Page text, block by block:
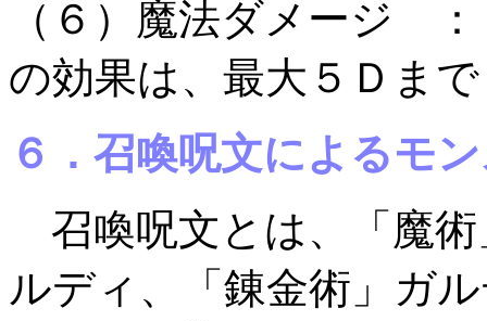
（６）魔法ダメージ
の効果は、最大５Ｄま
６．召喚呪文によるモ
召喚呪文とは、「魔
ルディ、「錬金術」ガ